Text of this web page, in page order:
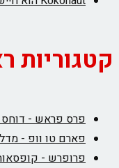
קטגוריות
פרס פראש - דוחס
פארם טו וופ -
פרופרש -